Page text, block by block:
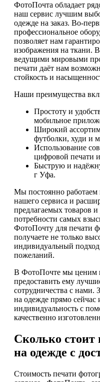
ФотоПочта обладает
наш сервис лучшим
одежде на заказ. Во-
профессиональное
позволяет нам
изображения на ткани.
ведущими мировыми
печати даёт нам
стойкость и
Наши преимущества
Простоту и
мобильное
Широкий
футболки, худи и
Использование
цифровой печати
Быструю и
г Уфа.
Мы постоянно работаем
нашего сервиса и
предлагаемых товаров и
потребности самых
ФотоПочту для печати
получаете не только
индивидуальный
пожеланий.
В ФотоПочте мы ценим
предоставить ему
сотрудничества с нами.
на одежде прямо сейчас
индивидуальность с
качественно
Сколько стоит
на одежде с
Стоимость печати